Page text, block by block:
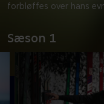
forbløffes over hans
Sæson 1